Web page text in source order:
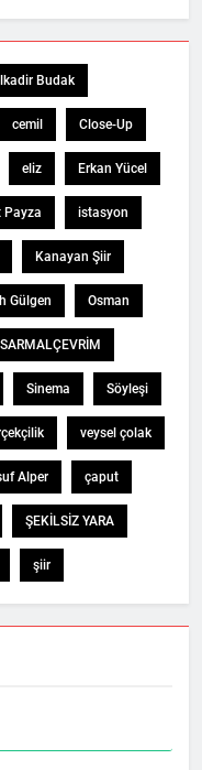
Budak
cemil Close-Up
eliz Erkan Yücel
Payza istasyon
Kanayan Şiir
Gülgen Osman
SARMALÇEVRİM
Sinema Söyleşi
veysel çolak
Alper çaput
ŞEKİLSİZ YARA
şiir